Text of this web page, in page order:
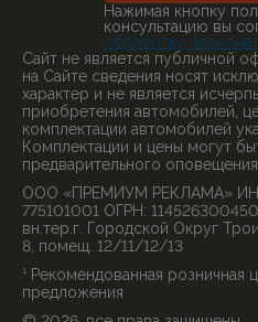
Нажимая кнопку
консультацию вы
обработку
Cайт не является публичной
на Сайте сведения носят
характер и не является
приобретения автомобилей,
комплектации автомобилей
Комплектации и цены могут
предварительного оповещения.
ООО «ПРЕМИУМ РЕКЛАМА»
775101001 ОГРН:
вн.тер.г. Городской Округ
8, помещ. 12/11/12/13
¹ Рекомендованная розничная
предложения